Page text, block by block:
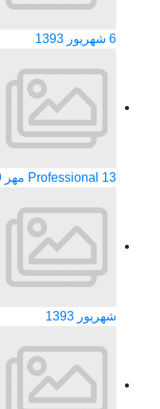
Professional13 مهر 1400
شهریور 1393